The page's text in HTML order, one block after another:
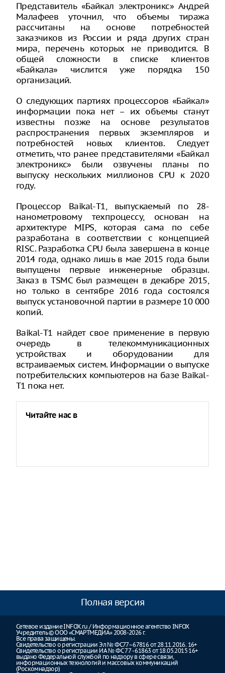
Представитель «Байкал электроникс» Андрей
Малафеев уточнил, что объемы тиража
рассчитаны на основе потребностей
заказчиков из России и ряда других стран
мира, перечень которых не приводится. В
общей сложности в списке клиентов
«Байкала» числится уже порядка 150
организаций.
О следующих партиях процессоров «Байкал»
информации пока нет – их объемы станут
известны позже на основе результатов
распространения первых экземпляров и
потребностей новых клиентов. Следует
отметить, что ранее представителями «Байкал
электроникс» были озвучены планы по
выпуску нескольких миллионов CPU к 2020
году.
Процессор Baikal-T1, выпускаемый по 28-
нанометровому техпроцессу, основан на
архитектуре MIPS, которая сама по себе
разработана в соответствии с концепцией
RISC. Разработка CPU была завершена в конце
2014 года, однако лишь в мае 2015 года были
выпущены первые инженерные образцы.
Заказ в TSMC был размещен в декабре 2015,
но только в сентябре 2016 года состоялся
выпуск установочной партии в размере 10 000
копий.
Baikal-T1 найдет свое применение в первую
очередь в телекоммуникационных
устройствах и оборудовании для
встраиваемых систем. Информации о выпуске
потребительских компьютеров на базе Baikal-
T1 пока нет.
Читайте нас в
Полная версия
Сетевое издание INFOX.ru / Информационное агентство INFOX
Учредитель © ООО «СМАРТМЕДИА» 2008-2026 г.
Все права защищены.
Свидетельство о регистрации Эл № ФС77–67816 от 28.11.2016. 16+
Свидетельство о регистрации ИА № ФС 77 - 61863 от 18.05.2015 16+
выдано Федеральной службой по надзору в сфере связи,
информационных технологий и массовых коммуникаций
(Роскомнадзор)